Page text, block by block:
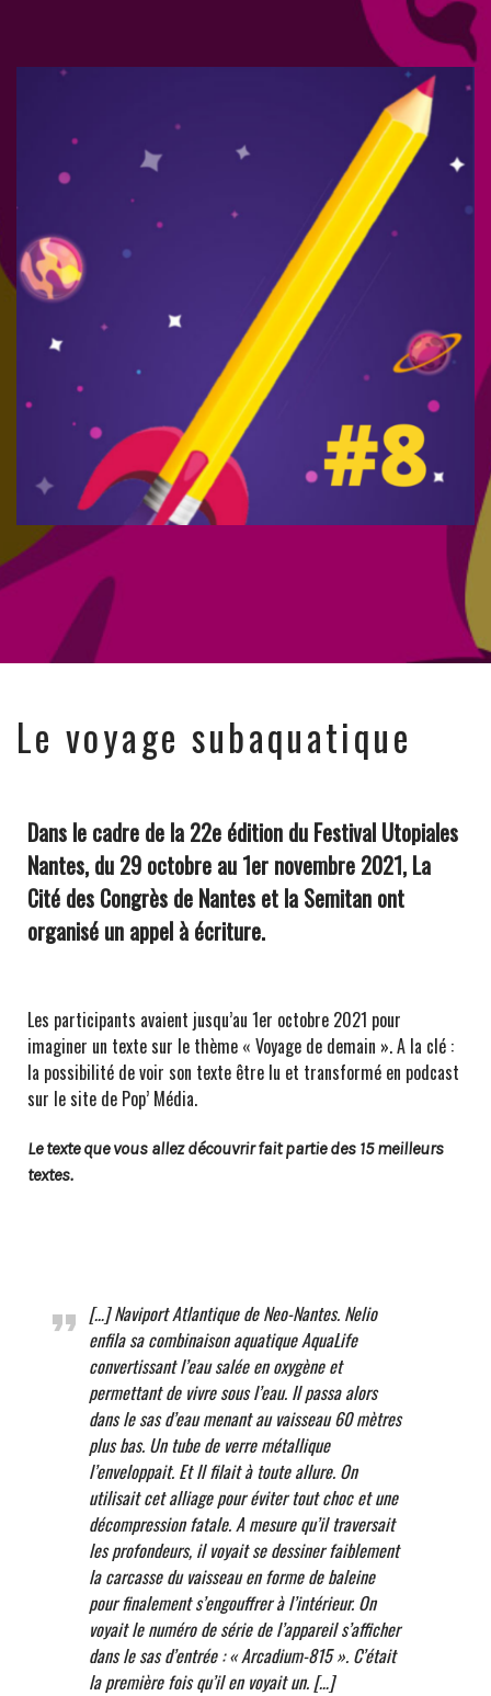
Le voyage subaquatique
Dans le cadre de la 22e édition du Festival Utopiales
Nantes, du 29 octobre au 1er novembre 2021, La
Cité des Congrès de Nantes et la Semitan ont
organisé un appel à écriture.
Les participants avaient jusqu’au 1er octobre 2021 pour
imaginer un texte sur le thème « Voyage de demain ». A la clé :
la possibilité de voir son texte être lu et transformé en podcast
sur le site de Pop’ Média.
Le texte que vous allez découvrir fait partie des 15 meilleurs
textes.
[…]Naviport Atlantique de Neo-Nantes. Nelio
enfila sa combinaison aquatique AquaLife
convertissant l’eau salée en oxygène et
permettant de vivre sous l’eau. Il passa alors
dans le sas d’eau menant au vaisseau 60 mètres
plus bas. Un tube de verre métallique
l’enveloppait. Et Il filait à toute allure. On
utilisait cet alliage pour éviter tout choc et une
décompression fatale. A mesure qu’il traversait
les profondeurs, il voyait se dessiner faiblement
la carcasse du vaisseau en forme de baleine
pour finalement s’engouffrer à l’intérieur. On
voyait le numéro de série de l’appareil s’afficher
dans le sas d’entrée : « Arcadium-815 ». C’était
la première fois qu’il en voyait un. […]